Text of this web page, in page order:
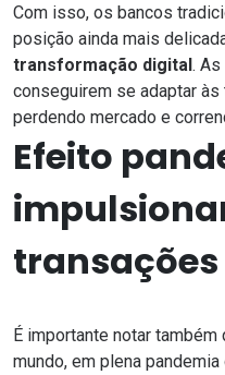
Com isso, os bancos
posição ainda mais
transformação digital.
conseguirem se adaptar
perdendo mercado e
Efeito
É importante notar
mundo, em plena pandemia